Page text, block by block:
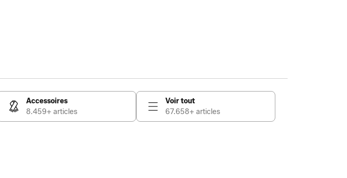
Accessoires
8.459+ articles
Voir tout
67.658+ articles